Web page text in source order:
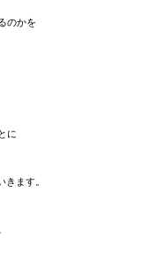
のかを
に
きます。